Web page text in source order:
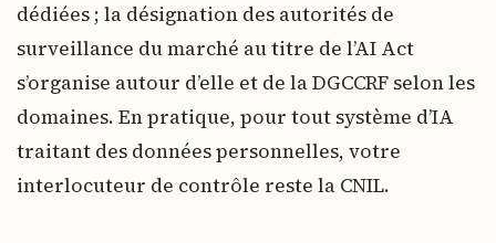
dédiées ; la désignation des autorités de
surveillance du marché au titre de l’AI Act
s’organise autour d’elle et de la DGCCRF selon les
domaines. En pratique, pour tout système d’IA
traitant des données personnelles, votre
interlocuteur de contrôle reste la CNIL.